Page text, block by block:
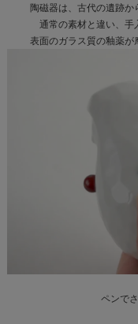
陶磁器は、古代の遺跡か
通常の素材と違い、手
表面のガラス質の釉薬が
ペンで